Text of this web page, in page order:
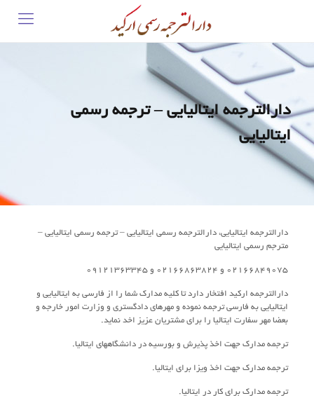
دارالترجمه ایتالیایی – ترجمه رسمی
ایتالیایی
دارالترجمه ایتالیایی، دارالترجمه رسمی ایتالیایی – ترجمه رسمی ایتالیایی –
مترجم رسمی ایتالیایی
02166849075 و 02166863824 و 09121363345
دارالترجمه ارکید افتخار دارد تا کلیه مدارک شما را از فارسی به ایتالیایی و
ایتالیایی به فارسی ترجمه نموده و مهرهای دادگستری و وزارت امور خارجه و
بعضا مهر سفارت ایتالیا را برای مشتریان عزیز اخد نماید.
ترجمه مدارک جهت اخذ پذیرش و بورسیه در دانشگاههای ایتالیا.
ترجمه مدارک جهت اخذ ویزا برای ایتالیا.
ترجمه مدارک برای کار در ایتالیا.